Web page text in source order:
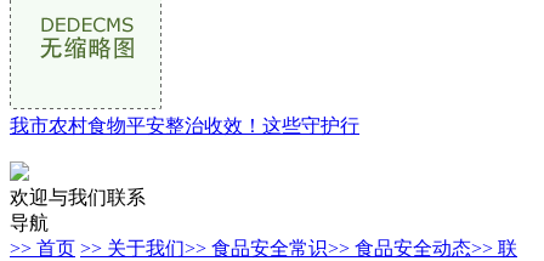
我市农村食物平安整治收效！这些守护行
欢迎与我们联系
导航
>> 首页 >> 关于我们>> 食品安全常识>> 食品安全动态>> 联